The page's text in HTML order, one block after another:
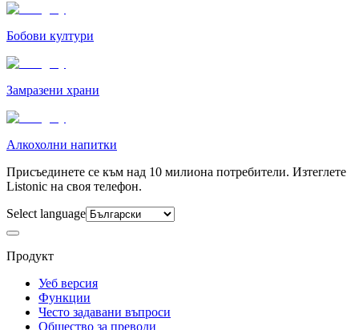
Бобови култури
Замразени храни
Алкохолни напитки
Присъединете се към над 10 милиона потребители. Изтеглете
Listonic на своя телефон.
Select language
Продукт
Уеб версия
Функции
Често задавани въпроси
Общество за преводи